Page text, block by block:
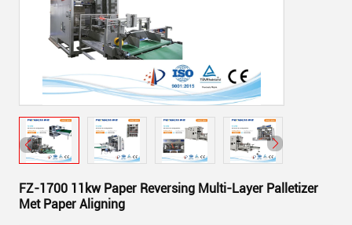
FZ-1700 11kw Paper Reversing Multi-Layer Palletizer
Met Paper Aligning